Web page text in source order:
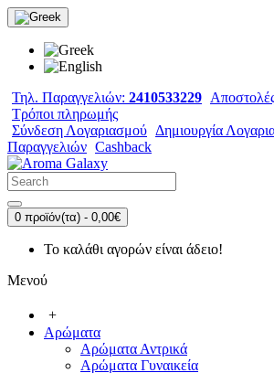
Τηλ. Παραγγελιών: 2410533229
Τρόποι πληρωμής
Σύνδεση Λογαριασμού Δημιουργία
Παραγγελιών Cashback
0 προϊόν(τα) - 0,00€
Το καλάθι αγορών είναι άδειο!
Μενού
+
Αρώματα
Αρώματα Αντρικά
Αρώματα Γυναικεία